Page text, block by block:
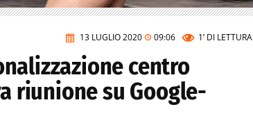
13 LUGLIO 2020 09:06 1’ DI LETTURA
centro
riunione su Google-